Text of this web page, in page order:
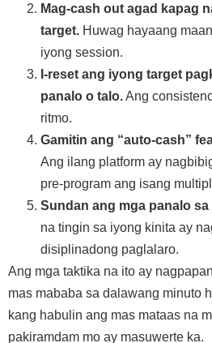
Mag-cash out agad kapag
target. Huwag hayaang
iyong session.
I-reset ang iyong target
panalo o talo.Ang
ritmo.
Gamitin ang “auto‑cash”
Ang ilang platform ay
pre‑program ang isang
Sundan ang mga panalo sa
na tingin sa iyong kinita ay
disiplinadong paglalaro.
Ang mga taktika na ito ay
mas mababa sa dalawang minuto
kang habulin ang mas mataas na
pakiramdam mo ay masuwerte ka.